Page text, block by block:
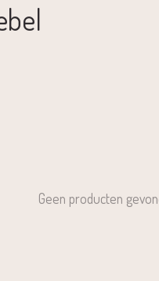
Geen producten